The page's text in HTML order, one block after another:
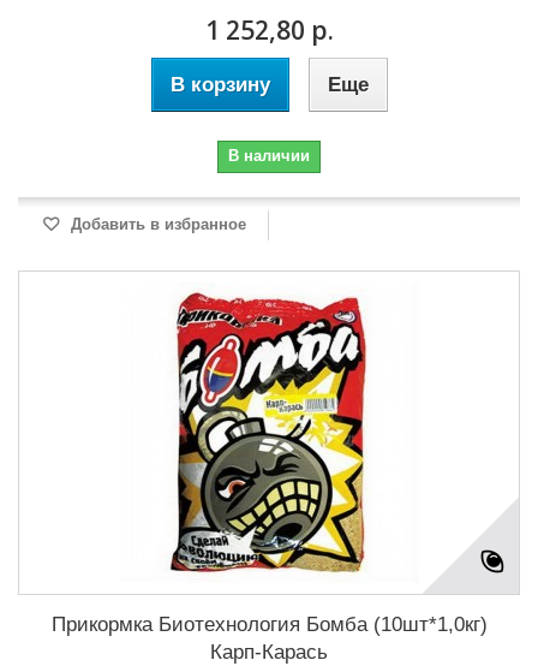
1 252,80 р.
В корзину Еще
В наличии
Добавить в избранное
Прикормка Биотехнология Бомба (10шт*1,0кг)
Карп-Карась